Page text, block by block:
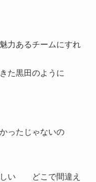
力あるチームにすれ
た黒田のように
ったじゃないの
しい どこで間違え